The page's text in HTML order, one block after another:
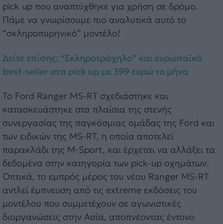
pick up που αναπτύχθηκε για χρήση σε δρόμο.
Πάμε να γνωρίσουμε πιο αναλυτικά αυτό το
“σκληροπυρηνικό” μοντέλο!
Δείτε επίσης: “Σκληροτράχηλο” και ευρωπαϊκό
best-seller στα pick up με 399 ευρώ το μήνα
Το Ford Ranger MS-RT σχεδιάστηκε και
κατασκευάστηκε στα πλαίσια της στενής
συνεργασίας της παγκόσμιας ομάδας της Ford και
των ειδικών της MS-RT, η οποία αποτελεί
παρακλάδι της M-Sport, και έρχεται να αλλάξει τα
δεδομένα στην κατηγορία των pick-up οχημάτων.
Οπτικά, το εμπρός μέρος του νέου Ranger MS-RT
αντλεί έμπνευση από τις extreme εκδόσεις του
μοντέλου που συμμετέχουν σε αγωνιστικές
διοργανώσεις στην Ασία, αποπνέοντας έντονο